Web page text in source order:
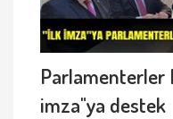
Parlamenterler
imza"ya destek